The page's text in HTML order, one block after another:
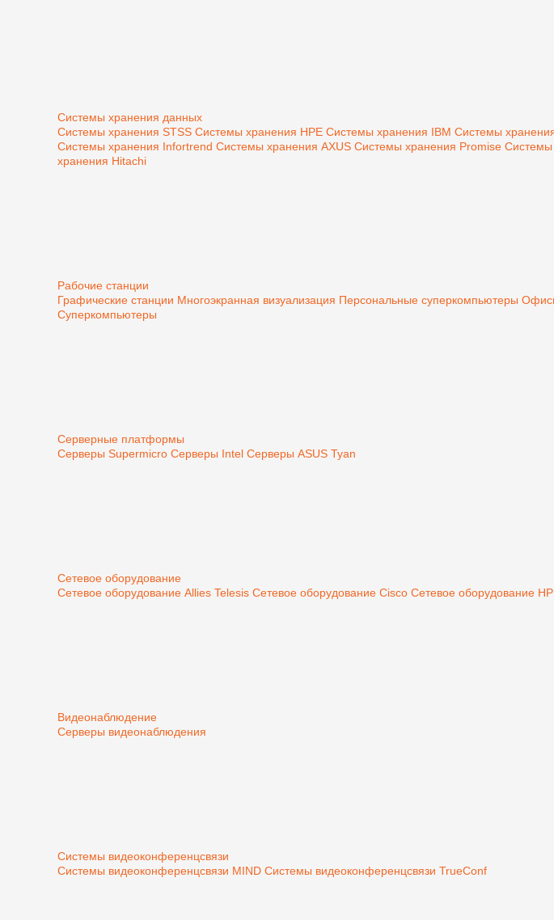
Системы хранения данных
Системы хранения STSS Системы хранения HPE Системы хранения IBM Системы
Системы хранения Infortrend Системы хранения AXUS Системы хранения Promise Системы
хранения Hitachi
Рабочие станции
Графические станции Многоэкранная визуализация Персональные суперкомпьютеры
Суперкомпьютеры
Серверные платформы
Серверы Supermicro Серверы Intel Серверы ASUS Tyan
Сетевое оборудование
Сетевое оборудование Allies Telesis Сетевое оборудование Cisco Сетевое оборудование
Видеонаблюдение
Серверы видеонаблюдения
Системы видеоконференцсвязи
Системы видеоконференцсвязи MIND Системы видеоконференцсвязи TrueConf